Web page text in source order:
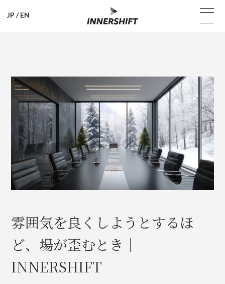
JP /EN
雰囲気を良くしようとするほ
ど、場が歪むとき｜
INNERSHIFT